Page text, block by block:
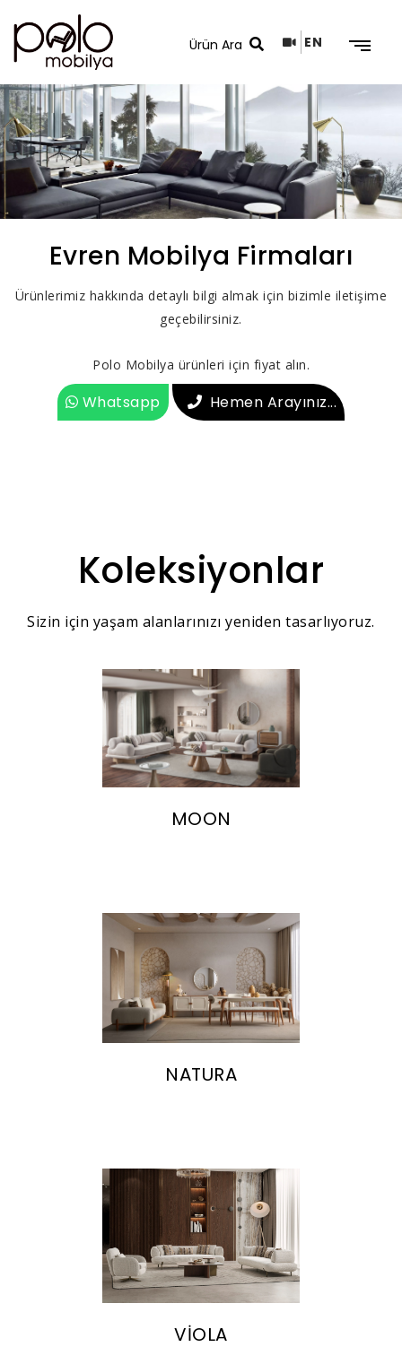
EN
Evren Mobilya Firmaları
Ürünlerimiz hakkında detaylı bilgi almak için bizimle iletişime
geçebilirsiniz.
Polo Mobilya ürünleri için fiyat alın.
Whatsapp Hemen Arayınız...
Koleksiyonlar
Sizin için yaşam alanlarınızı yeniden tasarlıyoruz.
MOON
NATURA
VİOLA
Arama Sonuçları